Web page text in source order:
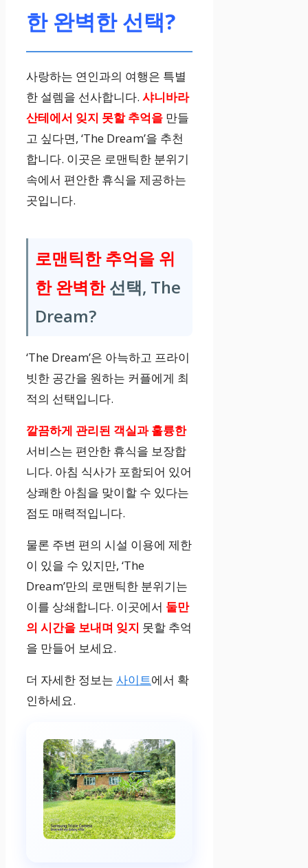
한 완벽한 선택?
사랑하는 연인과의 여행은 특별
한 설렘을 선사합니다. 샤니바라
산테에서 잊지 못할 추억을 만들
고 싶다면, ‘The Dream’을 추천
합니다. 이곳은 로맨틱한 분위기
속에서 편안한 휴식을 제공하는
곳입니다.
로맨틱한 추억을 위
한 완벽한선택, The
Dream?
‘The Dream’은 아늑하고 프라이
빗한 공간을 원하는 커플에게 최
적의 선택입니다.
깔끔하게 관리된 객실과 훌륭한
서비스는 편안한 휴식을 보장합
니다. 아침 식사가 포함되어 있어
상쾌한 아침을 맞이할 수 있다는
점도 매력적입니다.
물론 주변 편의 시설 이용에 제한
이 있을 수 있지만, ‘The
Dream’만의 로맨틱한 분위기는
이를 상쇄합니다. 이곳에서 둘만
의 시간을 보내며 잊지 못할 추억
을 만들어 보세요.
더 자세한 정보는 사이트에서 확
인하세요.